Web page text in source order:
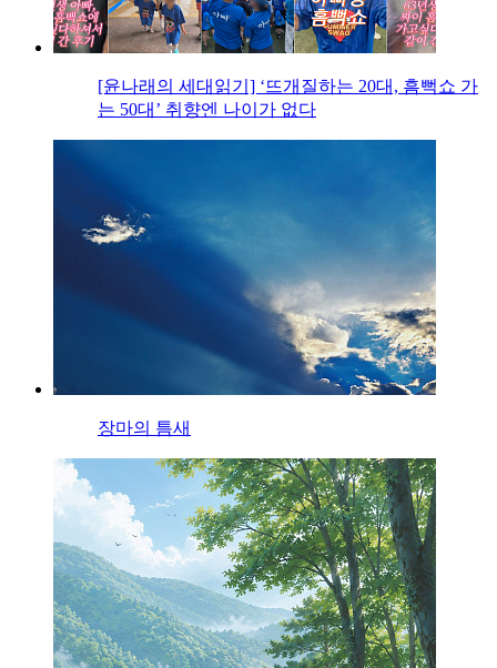
[윤나래의 세대읽기] ‘뜨개질하는 20대, 흠뻑쇼 가
는 50대’ 취향엔 나이가 없다
장마의 틈새